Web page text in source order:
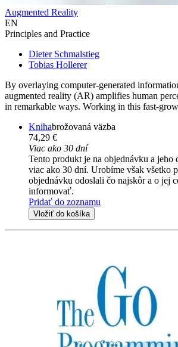
Augmented Reality
EN
Principles and Practice
Dieter Schmalstieg
Tobias Hollerer
By overlaying computer-generated
augmented reality (AR) amplifies human
in remarkable ways. Working in this fast-
Knihabrožovaná väzba
74,29 €
Viac ako 30 dní
Tento produkt je na objednávku a jeho
viac ako 30 dní. Urobíme však všetko
objednávku odoslali čo najskôr a o jej
informovať.
Pridať do zoznamu
Vložiť do košíka